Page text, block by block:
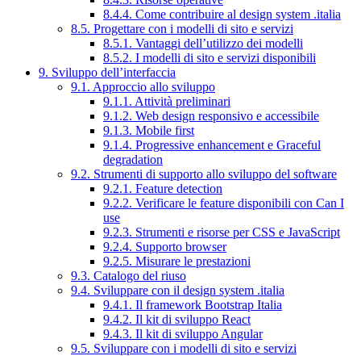
8.4.4. Come contribuire al design system .italia
8.5. Progettare con i modelli di sito e servizi
8.5.1. Vantaggi dell’utilizzo dei modelli
8.5.2. I modelli di sito e servizi disponibili
9. Sviluppo dell’interfaccia
9.1. Approccio allo sviluppo
9.1.1. Attività preliminari
9.1.2. Web design responsivo e accessibile
9.1.3. Mobile first
9.1.4. Progressive enhancement e Graceful
degradation
9.2. Strumenti di supporto allo sviluppo del software
9.2.1. Feature detection
9.2.2. Verificare le feature disponibili con Can I
use
9.2.3. Strumenti e risorse per CSS e JavaScript
9.2.4. Supporto browser
9.2.5. Misurare le prestazioni
9.3. Catalogo del riuso
9.4. Sviluppare con il design system .italia
9.4.1. Il framework Bootstrap Italia
9.4.2. Il kit di sviluppo React
9.4.3. Il kit di sviluppo Angular
9.5. Sviluppare con i modelli di sito e servizi